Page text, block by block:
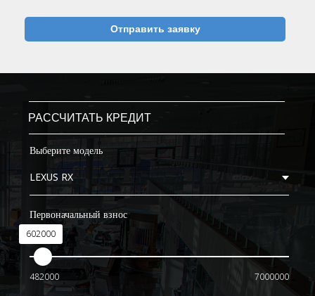
Отправить заявку
Выберите модель
Первоначальный взнос
602000
482000 7000000
РАССЧИТАТЬ КРЕДИТ